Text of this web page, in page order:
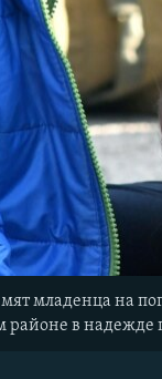
младенца на
районе в